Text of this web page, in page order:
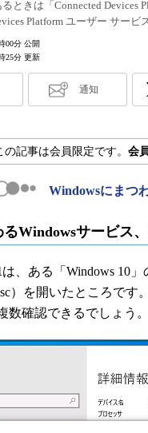
ときは「Connected Devices
Platform ユーザー サー
25分 更新
00分 公開
通知
の記事は会員限定です。 会
Windowsにまつ
Windowsサービス
は、ある「Windows 10
）を開いたところで
数確認できるでしょう。